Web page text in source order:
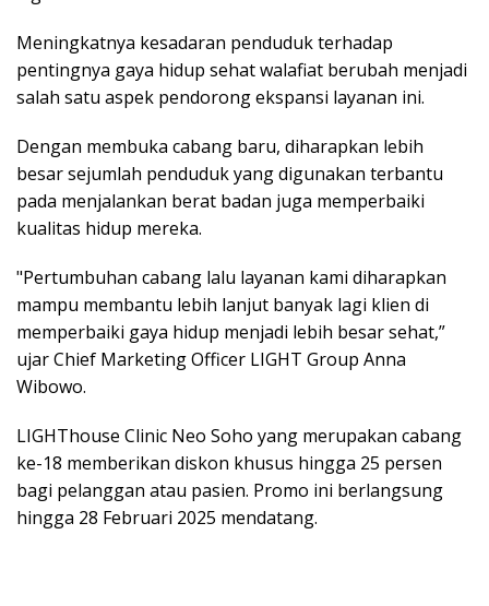
Meningkatnya kesadaran penduduk terhadap
pentingnya gaya hidup sehat walafiat berubah menjadi
salah satu aspek pendorong ekspansi layanan ini.
Dengan membuka cabang baru, diharapkan lebih
besar sejumlah penduduk yang digunakan terbantu
pada menjalankan berat badan juga memperbaiki
kualitas hidup mereka.
"Pertumbuhan cabang lalu layanan kami diharapkan
mampu membantu lebih lanjut banyak lagi klien di
memperbaiki gaya hidup menjadi lebih besar sehat,”
ujar Chief Marketing Officer LIGHT Group Anna
Wibowo.
LIGHThouse Clinic Neo Soho yang merupakan cabang
ke-18 memberikan diskon khusus hingga 25 persen
bagi pelanggan atau pasien. Promo ini berlangsung
hingga 28 Februari 2025 mendatang.